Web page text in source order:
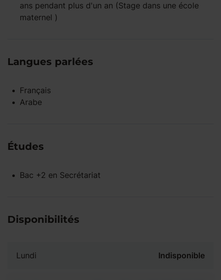
ans pendant plus d'un an (Stage dans une école
maternel )
Langues parlées
Français
Arabe
Études
Bac +2 en Secrétariat
Disponibilités
Lundi Indisponible